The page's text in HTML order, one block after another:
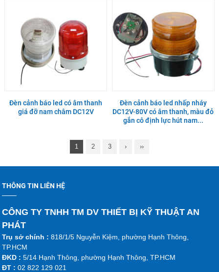
Đèn cảnh báo led có âm thanh
giá đỡ nam châm DC12V
Đèn cảnh báo led nhấp nháy
DC12V-80V có âm thanh, màu đỏ
gắn cô định lực hút nam...
1 2 3 › ››
THÔNG TIN LIÊN HỆ
CÔNG TY TNHH TM DV THIẾT BỊ KỸ THUẬT AN
PHÁT
Trụ sở chính : 818/1/5 Nguyễn Kiệm, phường Hạnh Thông,
TP.HCM
ĐKD :5/14 Hạnh Thông, phường Hạnh Thông, TP.HCM
ĐT : 02 822 129 021